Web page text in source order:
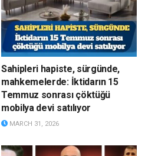
Sahipleri hapiste, sürgünde,
mahkemelerde: İktidarın 15
Temmuz sonrası çöktüğü
mobilya devi satılıyor
MARCH 31, 2026